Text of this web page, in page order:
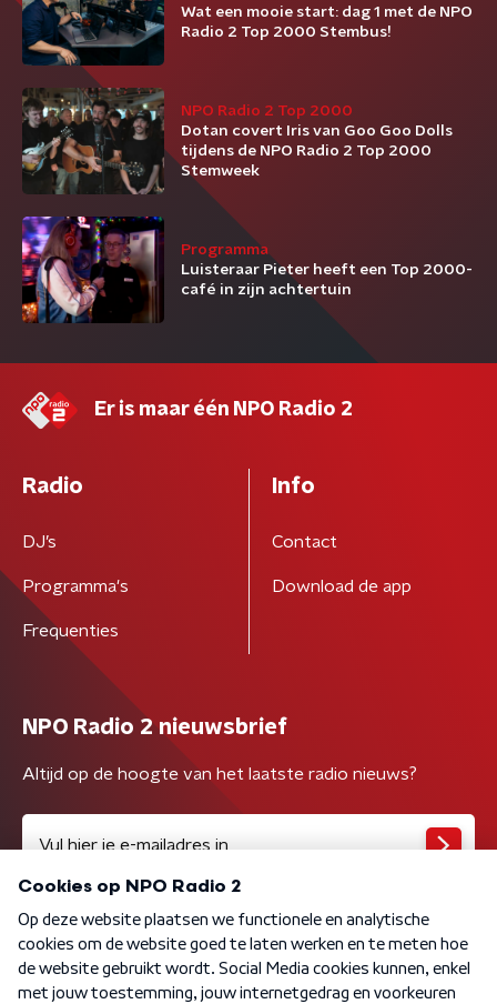
Wat een mooie start: dag 1 met de NPO
Radio 2 Top 2000 Stembus!
NPO Radio 2 Top 2000
Dotan covert Iris van Goo Goo Dolls
tijdens de NPO Radio 2 Top 2000
Stemweek
Programma
Luisteraar Pieter heeft een Top 2000-
café in zijn achtertuin
Er is maar één NPO Radio 2
Radio
DJ’s
Programma's
Frequenties
Info
Contact
Download de app
NPO Radio 2 nieuwsbrief
Altijd op de hoogte van het laatste radio nieuws?
Algemene voorwaarden